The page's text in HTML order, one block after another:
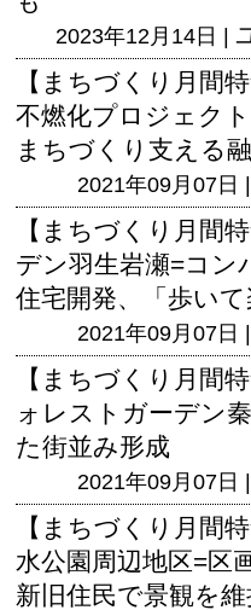
2023年12月14日 |
【まちづくり月間
不燃化プロジェク
まちづくり支える
2021年09月07日 |
【まちづくり月間
デン羽生岩瀬=コン
住宅開発、「歩い
2021年09月07日 |
【まちづくり月間
ォレストガーデン
た街並み形成
2021年09月07日 |
【まちづくり月間
水公園周辺地区=区
新旧住民で景観を維